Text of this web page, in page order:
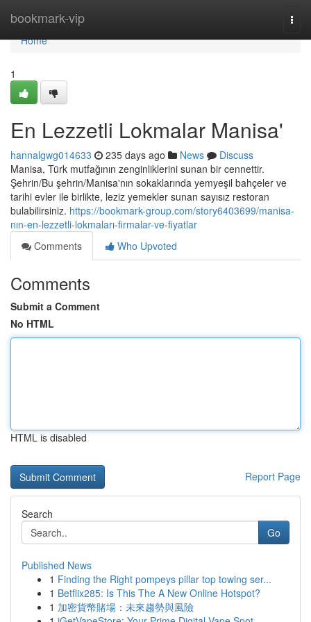
bookmark-vip
Home
Home
1
En Lezzetli Lokmalar Manisa'
hannalgwg014633 235 days ago News
Discuss
Manisa, Türk mutfağının zenginliklerini sunan bir cennettir.
Şehrin/Bu şehrin/Manisa'nın sokaklarında yemyeşil bahçeler ve
tarihi evler ile birlikte, leziz yemekler sunan sayısız restoran
bulabilirsiniz. https://bookmark-group.com/story6403699/manisa-
nın-en-lezzetli-lokmaları-firmalar-ve-fiyatlar
Comments
Who Upvoted
Comments
Submit a Comment
No HTML
HTML is disabled
Report Page
Search
Go
Published News
1 Finding the Right pompeys pillar top towing ser...
1 Betflix285: Is This The A New Online Hotspot?
1 加密貨幣賭場：未來趨勢與風險